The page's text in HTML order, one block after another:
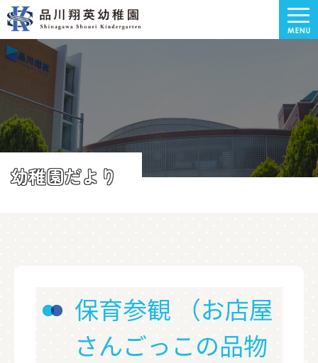
幼稚園だより
保育参観 （お店屋
さんごっこの品物